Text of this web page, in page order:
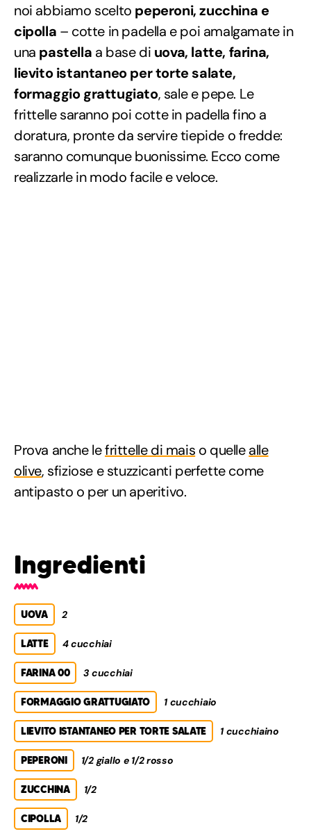
noi abbiamo scelto peperoni, zucchina e
cipolla – cotte in padella e poi amalgamate in
una pastella a base di uova, latte, farina,
lievito istantaneo per torte salate,
formaggio grattugiato, sale e pepe. Le
frittelle saranno poi cotte in padella fino a
doratura, pronte da servire tiepide o fredde:
saranno comunque buonissime. Ecco come
realizzarle in modo facile e veloce.
Prova anche lefrittelle di mais o quellealle
olive, sfiziose e stuzzicanti perfette come
antipasto o per un aperitivo.
Ingredienti
UOVA 2
LATTE 4 cucchiai
FARINA 00 3 cucchiai
FORMAGGIO GRATTUGIATO 1 cucchiaio
LIEVITO ISTANTANEO PER TORTE SALATE 1 cucchiaino
PEPERONI 1/2 giallo e 1/2 rosso
ZUCCHINA 1/2
CIPOLLA 1/2